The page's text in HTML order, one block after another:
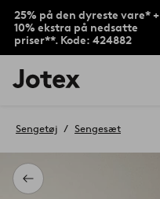
25% på den dyreste vare* +
10% ekstra på nedsatte
priser**. Kode: 424882
Jotex
logo
til
Tilbage
Sengetøj Sengesæt